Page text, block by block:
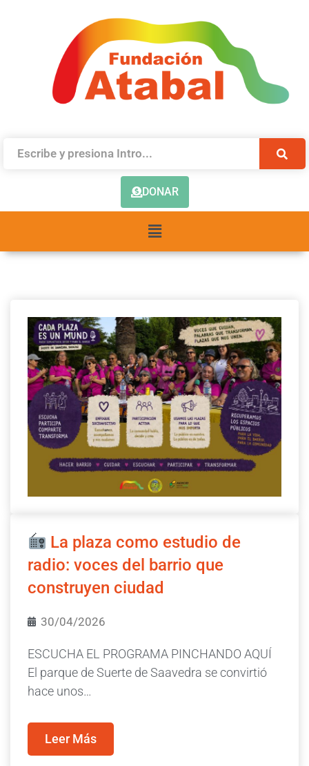
DONAR
La plaza como estudio de
radio: voces del barrio que
construyen ciudad
30/04/2026
ESCUCHA EL PROGRAMA PINCHANDO AQUÍ
El parque de Suerte de Saavedra se convirtió
hace unos…
Leer Más